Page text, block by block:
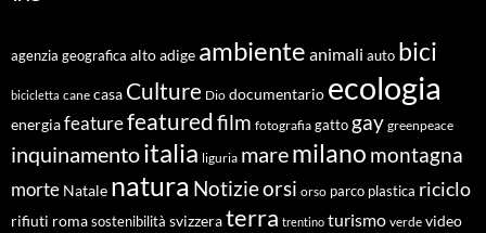
agenzia geografica alto adige ambiente animali auto bici
bicicletta cane casa Culture Dio documentario ecologia
energiafeaturefeaturedfilm fotografia gatto gay greenpeace
inquinamentoitalia liguria maremilano montagna
morte Natale natura Notizieorsi orso parco plastica riciclo
rifiuti roma sostenibilità svizzeraterra trentino turismo verde video